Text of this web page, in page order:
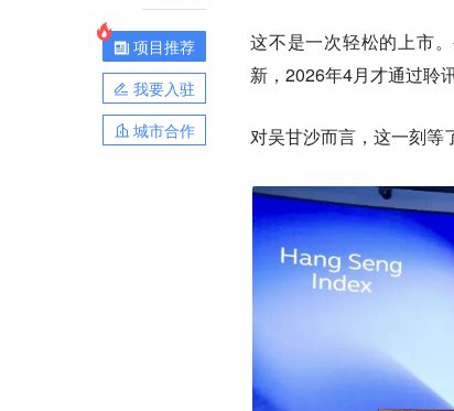
项目推荐
我要入驻
城市合作
这不是一次轻松的上市
新，2026年4月才通过聆讯
对吴甘沙而言，这一刻等